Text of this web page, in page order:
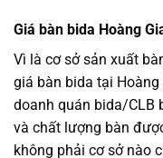
Giá bàn bida Hoàng
Vì là cơ sở sản xuất
giá bàn bida tại
doanh quán bida/CLB
và chất lượng bàn
không phải cơ sở nào